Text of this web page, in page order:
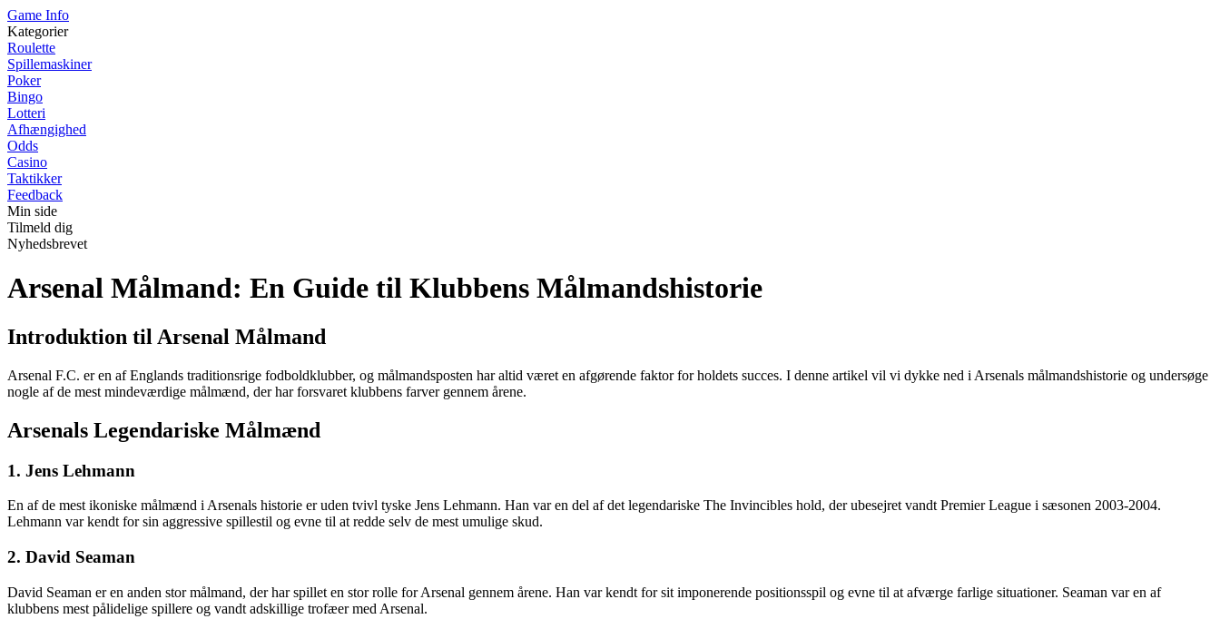
Game Info
Kategorier
Roulette
Spillemaskiner
Poker
Bingo
Lotteri
Afhængighed
Odds
Casino
Taktikker
Feedback
Min side
Tilmeld dig
Nyhedsbrevet
Arsenal Målmand: En Guide til Klubbens Målmandshistorie
Introduktion til Arsenal Målmand
Arsenal F.C. er en af Englands traditionsrige fodboldklubber, og målmandsposten har altid været en afgørende faktor for holdets succes. I denne artikel vil vi dykke ned i Arsenals målmandshistorie og undersøge
nogle af de mest mindeværdige målmænd, der har forsvaret klubbens farver gennem årene.
Arsenals Legendariske Målmænd
1. Jens Lehmann
En af de mest ikoniske målmænd i Arsenals historie er uden tvivl tyske Jens Lehmann. Han var en del af det legendariske The Invincibles hold, der ubesejret vandt Premier League i sæsonen 2003-2004.
Lehmann var kendt for sin aggressive spillestil og evne til at redde selv de mest umulige skud.
2. David Seaman
David Seaman er en anden stor målmand, der har spillet en stor rolle for Arsenal gennem årene. Han var kendt for sit imponerende positionsspil og evne til at afværge farlige situationer. Seaman var en af
klubbens mest pålidelige spillere og vandt adskillige trofæer med Arsenal.